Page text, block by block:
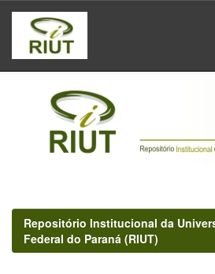
Skip
navigation
Repositório Institucional da
Federal do Paraná (RIUT)